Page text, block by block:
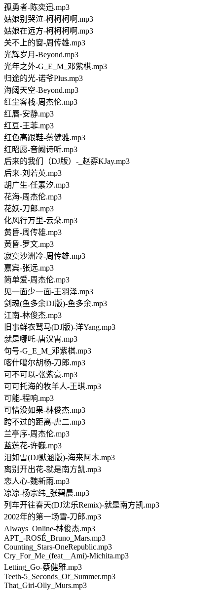
孤勇者-陈奕迅.mp3
姑娘别哭泣-柯柯柯啊.mp3
姑娘在远方-柯柯柯啊.mp3
关不上的窗-周传雄.mp3
光辉岁月-Beyond.mp3
光年之外-G_E_M_邓紫棋.mp3
归途的光-诺爷Plus.mp3
海阔天空-Beyond.mp3
红尘客栈-周杰伦.mp3
红唇-安静.mp3
红豆-王菲.mp3
红色高跟鞋-蔡健雅.mp3
红昭愿-音阙诗听.mp3
后来的我们（DJ版）-_赵孬KJay.mp3
后来-刘若英.mp3
胡广生-任素汐.mp3
花海-周杰伦.mp3
花妖-刀郎.mp3
化风行万里-云朵.mp3
黄昏-周传雄.mp3
黃昏-罗文.mp3
寂寞沙洲冷-周传雄.mp3
嘉宾-张远.mp3
简单爱-周杰伦.mp3
见一面少一面-王羽泽.mp3
剑魂(鱼多余DJ版)-鱼多余.mp3
江南-林俊杰.mp3
旧事鲜衣驽马(DJ版)-洋Yang.mp3
就是哪吒-唐汉霄.mp3
句号-G_E_M_邓紫棋.mp3
喀什噶尔胡杨-刀郎.mp3
可不可以-张紫豪.mp3
可可托海的牧羊人-王琪.mp3
可能-程响.mp3
可惜没如果-林俊杰.mp3
跨不过的距离-虎二.mp3
兰亭序-周杰伦.mp3
蓝莲花-许巍.mp3
泪如雪(DJ默涵版)-海来阿木.mp3
离别开出花-就是南方凯.mp3
恋人心-魏新雨.mp3
凉凉-杨宗纬_张碧晨.mp3
列车开往春天(DJ沈乐Remix)-就是南方凯.mp3
2002年的第一场雪-刀郎.mp3
Always_Online-林俊杰.mp3
APT_-ROSÉ_Bruno_Mars.mp3
Counting_Stars-OneRepublic.mp3
Cry_For_Me_(feat__Ami)-Michita.mp3
Letting_Go-蔡健雅.mp3
Teeth-5_Seconds_Of_Summer.mp3
That_Girl-Olly_Murs.mp3